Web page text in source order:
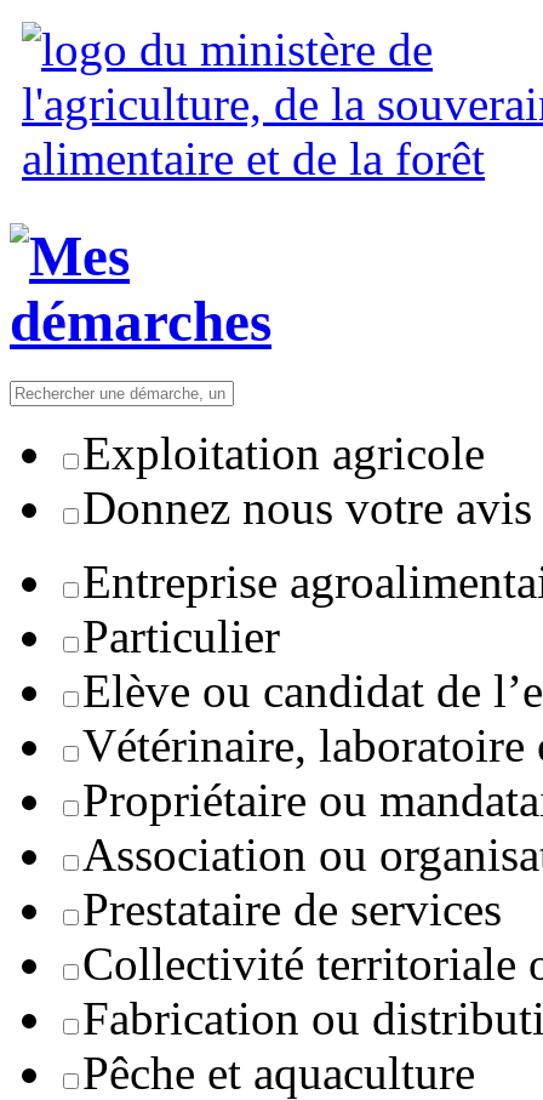
Exploitation agricole
Donnez nous votre avis
Entreprise
Particulier
Elève ou candidat de
Vétérinaire, laboratoire
Propriétaire ou
Association ou
Prestataire de services
Collectivité territoriale
Fabrication ou
Pêche et aquaculture